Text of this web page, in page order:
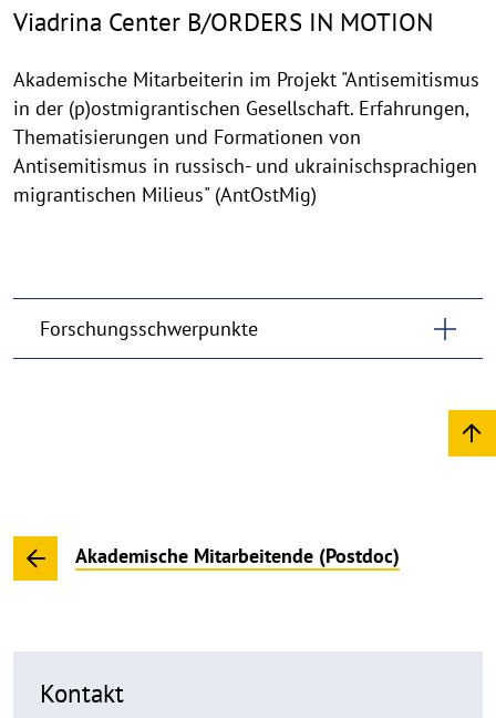
Viadrina Center B/ORDERS IN MOTION
Akademische Mitarbeiterin im Projekt "Antisemitismus
in der (p)ostmigrantischen Gesellschaft. Erfahrungen,
Thematisierungen und Formationen von
Antisemitismus in russisch- und ukrainischsprachigen
migrantischen Milieus" (AntOstMig)
Forschungsschwerpunkte
Akademische Mitarbeitende (Postdoc)
Kontakt